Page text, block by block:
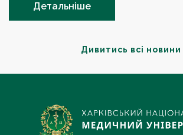
Дивитись всі новини
Детальніше